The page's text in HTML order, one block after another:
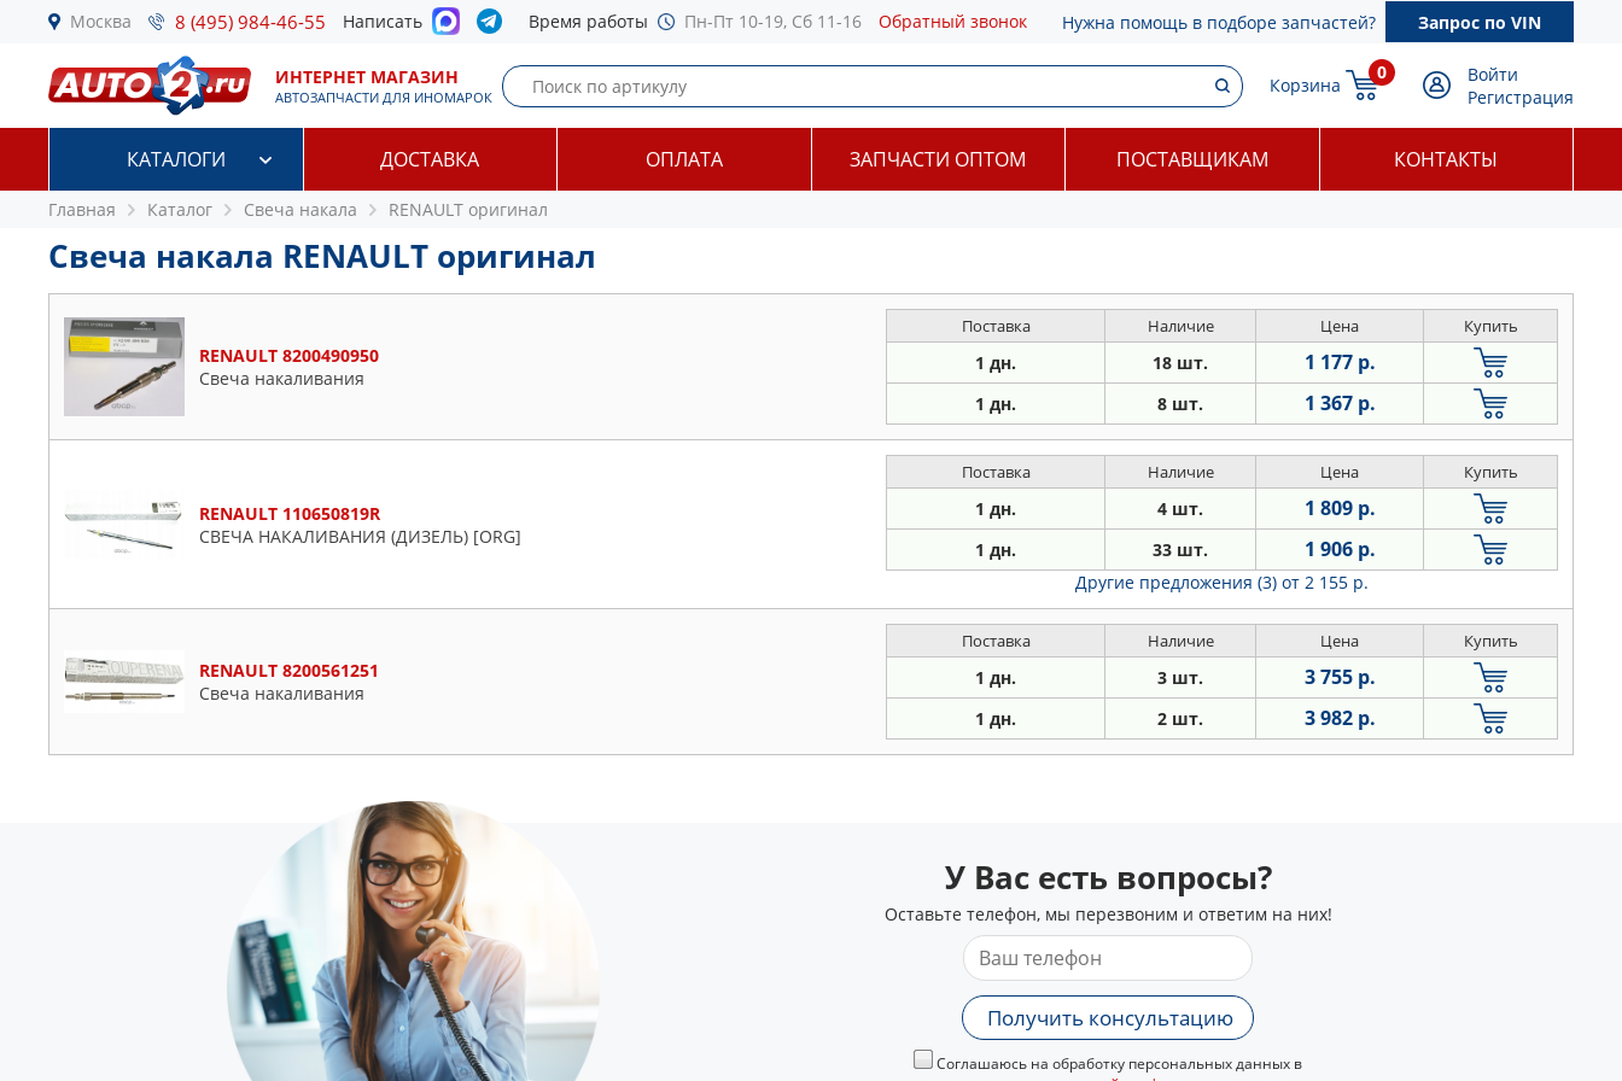
Москва 8 (495) 984-46-55 Написать Время работы Пн-Пт 10-19, Сб 11-16 Обратный звонок Нужна помощь в подборе запчастей? Запрос по VIN
ИНТЕРНЕТ МАГАЗИН
АВТОЗАПЧАСТИ ДЛЯ ИНОМАРОК
Корзина
0
Войти
Регистрация
КАТАЛОГИ ДОСТАВКА ОПЛАТА ЗАПЧАСТИ ОПТОМ ПОСТАВЩИКАМ КОНТАКТЫ
Главная Каталог Свеча накала RENAULT оригинал
Свеча накала RENAULT оригинал
RENAULT 8200490950
Свеча накаливания
Поставка Наличие Цена Купить
1 дн. 18 шт. 1 177 р.
1 дн. 8 шт. 1 367 р.
RENAULT 110650819R
СВЕЧА НАКАЛИВАНИЯ (ДИЗЕЛЬ) [ORG]
Поставка Наличие Цена Купить
1 дн. 4 шт. 1 809 р.
1 дн. 33 шт. 1 906 р.
Другие предложения (3) от 2 155 р.
RENAULT 8200561251
Свеча накаливания
Поставка Наличие Цена Купить
1 дн. 3 шт. 3 755 р.
1 дн. 2 шт. 3 982 р.
У Вас есть вопросы?
Оставьте телефон, мы перезвоним и ответим на них!
Получить консультацию
Соглашаюсь на обработку персональных данных в